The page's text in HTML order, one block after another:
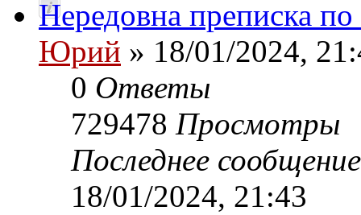
Нередовна преписка
Юрий » 18/01/2024,
0 Ответы
729478 Просмотры
Последнее
18/01/2024, 21:43